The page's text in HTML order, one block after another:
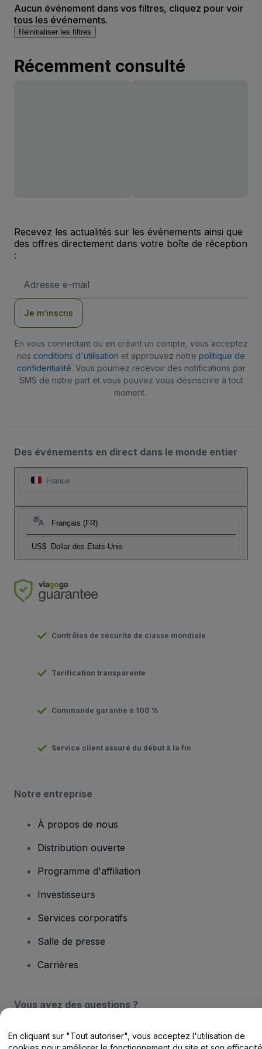
Aucun événement dans vos filtres, cliquez pour voir
tous les événements.
Réinitialiser les filtres
Récemment consulté
Recevez les actualités sur les événements ainsi que
des offres directement dans votre boîte de réception
:
e-
Je m’inscris
En vous connectant ou en créant un compte, vous acceptez
nos conditions d'utilisation et approuvez notre politique de
confidentialité. Vous pourriez recevoir des notifications par
SMS de notre part et vous pouvez vous désinscrire à tout
moment.
Des événements en direct dans le monde entier
France
Français (FR)
US$ Dollar des Etats-Unis
Contrôles de sécurité de classe mondiale
Tarification transparente
Commande garantie à 100 %
Service client assuré du début à la fin
Notre entreprise
À propos de nous
Distribution ouverte
Programme d'affiliation
Investisseurs
Services corporatifs
Salle de presse
Carrières
Vous avez des questions ?
Centre d'assistance / Nous contacter
En cliquant sur "Tout autoriser", vous acceptez l'utilisation de